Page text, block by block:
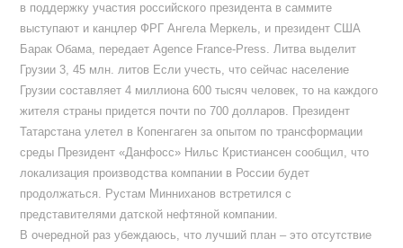
в поддержку участия российского президента в саммите
выступают и канцлер ФРГ Ангела Меркель, и президент США
Барак Обама, передает Agence France-Press. Литва выделит
Грузии 3, 45 млн. литов Если учесть, что сейчас население
Грузии составляет 4 миллиона 600 тысяч человек, то на каждого
жителя страны придется почти по 700 долларов. Президент
Татарстана улетел в Копенгаген за опытом по трансформации
среды Президент «Данфосс» Нильс Кристиансен сообщил, что
локализация производства компании в России будет
продолжаться. Рустам Минниханов встретился с
представителями датской нефтяной компании.
В очередной раз убеждаюсь, что лучший план – это отсутствие